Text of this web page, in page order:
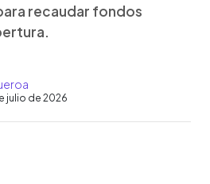
recaudar fondos
julio de 2026